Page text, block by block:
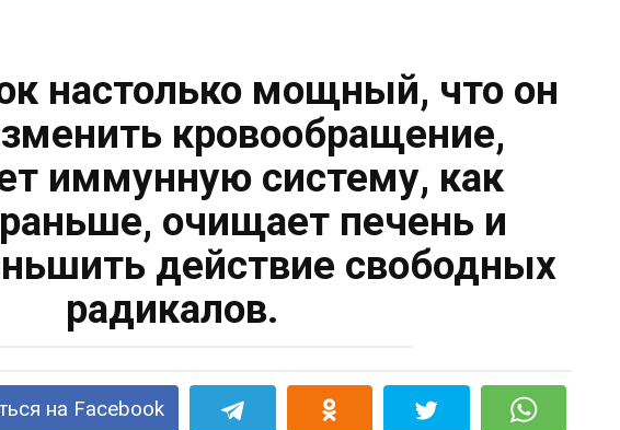
настолько мощный, что он
кровообращение,
иммунную систему, как
очищает печень и
действие свободных
радикалов.
на Facebook